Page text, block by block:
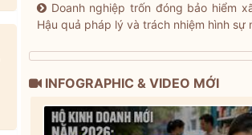
Doanh nghiệp trốn đóng bảo hiểm
Hậu quả pháp lý và trách nhiệm hình sự
INFOGRAPHIC & VIDEO MỚI